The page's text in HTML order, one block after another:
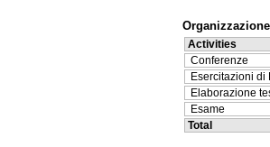
Activities
Conferenze
Esercitazioni di
Elaborazione
Esame
Total